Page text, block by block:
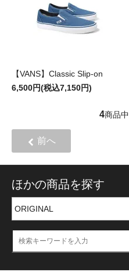
【VANS】Classic Slip-on
6,500円(税込7,150円)
4商品中
前へ
ほかの商品を探す